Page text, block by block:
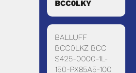
BCC0LKY
BALLUFF
BCC0LKZ BCC
S425-0000-1L-
150-PX85A5-100